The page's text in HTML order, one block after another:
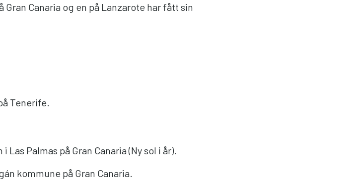
Canaria og en på Lanzarote har fått sin
Tenerife.
Las Palmas på Gran Canaria (Ny sol i år).
kommune på Gran Canaria.